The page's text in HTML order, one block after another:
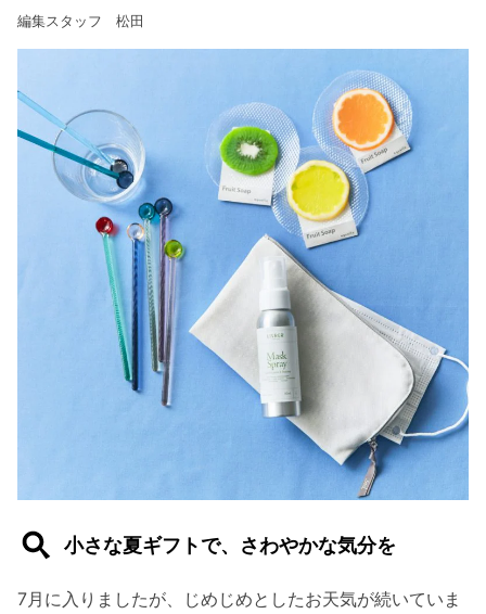
編集スタッフ 松田
小さな夏ギフトで、さわやかな気分を
7月に入りましたが、じめじめとしたお天気が続いていま